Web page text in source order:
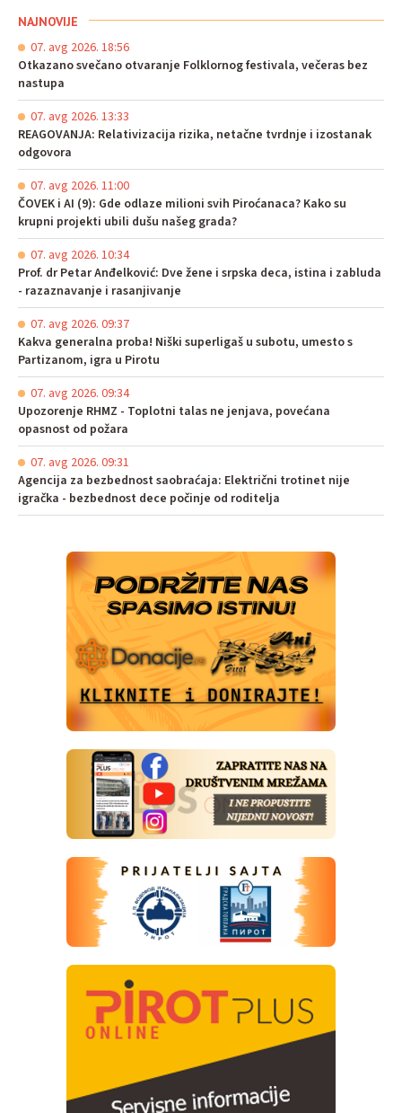
NAJNOVIJE
07. avg 2026. 18:56
Otkazano svečano otvaranje Folklornog festivala, večeras bez
nastupa
07. avg 2026. 13:33
REAGOVANJA: Relativizacija rizika, netačne tvrdnje i izostanak
odgovora
07. avg 2026. 11:00
ČOVEK i AI (9): Gde odlaze milioni svih Piroćanaca? Kako su
krupni projekti ubili dušu našeg grada?
07. avg 2026. 10:34
Prof. dr Petar Anđelković: Dve žene i srpska deca, istina i zabluda
- razaznavanje i rasanjivanje
07. avg 2026. 09:37
Kakva generalna proba! Niški superligaš u subotu, umesto s
Partizanom, igra u Pirotu
07. avg 2026. 09:34
Upozorenje RHMZ - Toplotni talas ne jenjava, povećana
opasnost od požara
07. avg 2026. 09:31
Agencija za bezbednost saobraćaja: Električni trotinet nije
igračka - bezbednost dece počinje od roditelja